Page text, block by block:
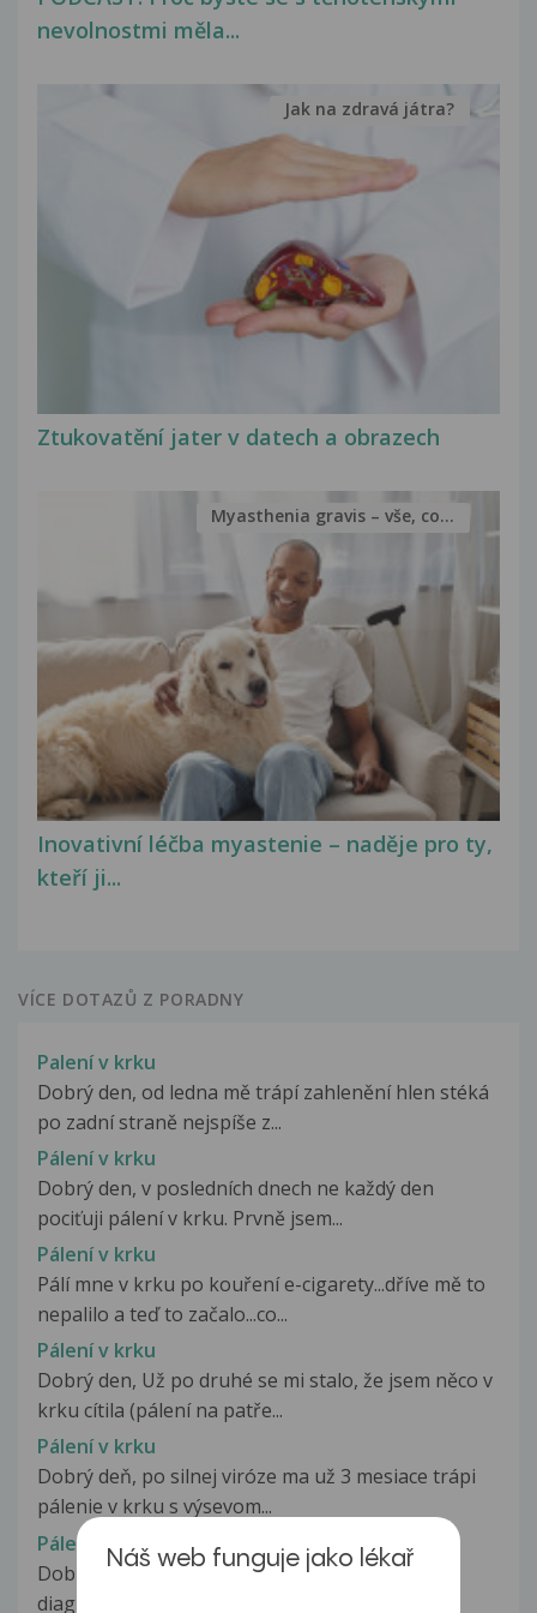
nevolnostmi měla...
Ztukovatění jater v datech a obrazech
Jak na zdravá játra?
Inovativní léčba myastenie – naděje pro ty,
kteří ji...
Myasthenia gravis – vše, co...
VÍCE DOTAZŮ Z PORADNY
Palení v krku
Dobrý den, od ledna mě trápí zahlenění hlen stéká
po zadní straně nejspíše z...
Pálení v krku
Dobrý den, v posledních dnech ne každý den
pociťuji pálení v krku. Prvně jsem...
Pálení v krku
Pálí mne v krku po kouření e-cigarety...dříve mě to
nepalilo a teď to začalo...co...
Pálení v krku
Dobrý den, Už po druhé se mi stalo, že jsem něco v
krku cítila (pálení na patře...
Pálení v krku
Dobrý deň, po silnej viróze ma už 3 mesiace trápi
pálenie v krku s výsevom...
Pálení v krku
Dobrý den, v prosinci loňského roku mi byl
diagnostikován Barretův jícen. Pálení...
Náš web funguje jako lékař